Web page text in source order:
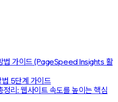
법 가이드 (PageSpeed Insights 활
5단계 가이드
정리: 웹사이트 속도를 높이는 핵심